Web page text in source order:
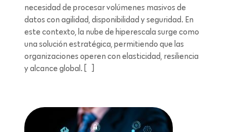
necesidad de procesar volúmenes masivos de
datos con agilidad, disponibilidad y seguridad. En
este contexto, la nube de hiperescala surge como
una solución estratégica, permitiendo que las
organizaciones operen con elasticidad, resiliencia
y alcance global. […]